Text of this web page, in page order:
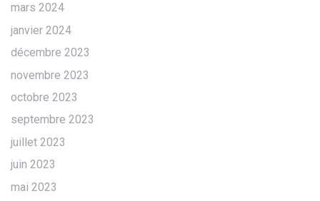
mars 2024
janvier 2024
décembre 2023
novembre 2023
octobre 2023
septembre 2023
juillet 2023
juin 2023
mai 2023